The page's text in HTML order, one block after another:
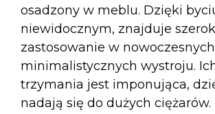
osadzony w meblu. Dzięki
niewidocznym, znajduje
zastosowanie w
minimalistycznych wystroju.
trzymania jest imponująca,
nadają się do dużych ciężarów.